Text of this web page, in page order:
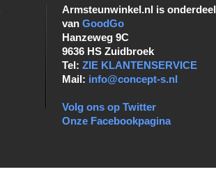
Armsteunwinkel.nl is onderdeel
vanGoodGo
Hanzeweg 9C
9636 HS Zuidbroek
Tel:ZIE KLANTENSERVICE
Mail: info@concept-s.nl
Volg ons op Twitter
Onze Facebookpagina